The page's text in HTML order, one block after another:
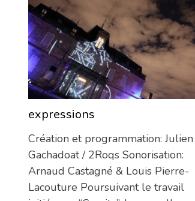
11/06/2013expressions
Création et programmation: Julien
Gachadoat / 2Roqs Sonorisation:
Arnaud Castagné & Louis Pierre-
Lacouture Poursuivant le travail